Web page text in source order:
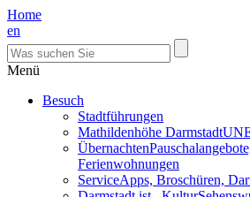
Home
en
Menü
Besuch
Stadtführungen
Mathildenhöhe Darmstadt
Übernachten
Ferienwohnungen
ServiceApps, Broschüren,